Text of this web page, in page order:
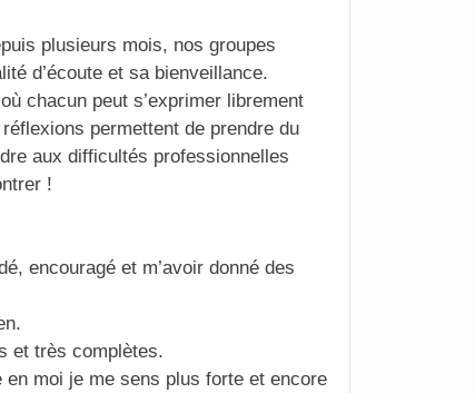
plusieurs mois, nos groupes
d’écoute et sa bienveillance.
chacun peut s’exprimer librement
permettent de prendre du
aux difficultés professionnelles
!
encouragé et m’avoir donné des
et très complètes.
moi je me sens plus forte et encore